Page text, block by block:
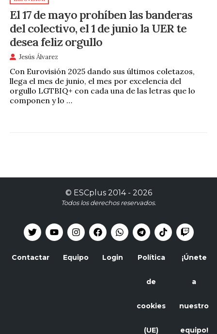
El 17 de mayo prohíben las banderas
del colectivo, el 1 de junio la UER te
desea feliz orgullo
Jesús Álvarez
Con Eurovisión 2025 dando sus últimos coletazos,
llega el mes de junio, el mes por excelencia del
orgullo LGTBIQ+ con cada una de las letras que lo
componen y lo …
© ESCplus2014 - 2026
Todos los derechos reservados.
Contactar Equipo Login Política
de
cookies
(UE)
¡Únete
a
nuestro
equipo!